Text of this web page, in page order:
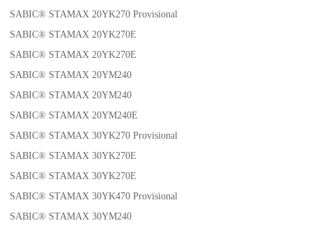
SABIC® STAMAX 20YK270 Provisional
SABIC® STAMAX 20YK270E
SABIC® STAMAX 20YK270E
SABIC® STAMAX 20YM240
SABIC® STAMAX 20YM240
SABIC® STAMAX 20YM240E
SABIC® STAMAX 30YK270 Provisional
SABIC® STAMAX 30YK270E
SABIC® STAMAX 30YK270E
SABIC® STAMAX 30YK470 Provisional
SABIC® STAMAX 30YM240